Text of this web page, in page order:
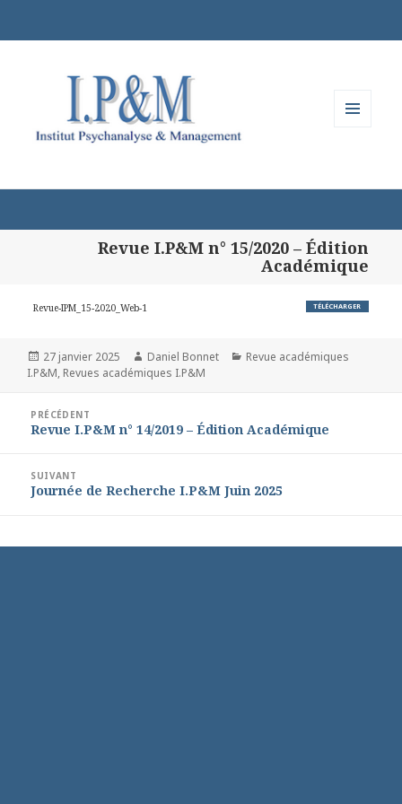
Revue I.P&M n° 15/2020 – Édition
Académique
Revue-IPM_15-2020_Web-1 TÉLÉCHARGER
Publié
le
27 janvier 2025 Auteur
Daniel Bonnet Catégories
Revue académiques
I.P&M, Revues académiques I.P&M
Navigation
l’article
PRÉCÉDENT
Article
Revue I.P&M n° 14/2019 – Édition Académique
SUIVANT
Article
Journée de Recherche I.P&M Juin 2025